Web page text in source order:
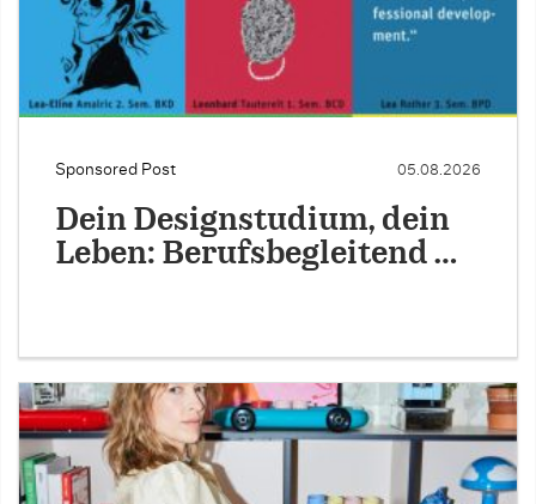
Sponsored Post 05.08.2026
Dein Designstudium, dein
Leben: Berufsbegleitend …